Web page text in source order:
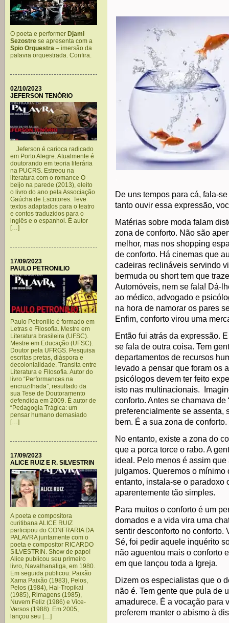
O poeta e performer Djami
Sezostre se apresenta com a
Spio Orquestra – imersão da
palavra orquestrada. Confira.
02/10/2023
JEFERSON TENÓRIO
Jeferson é carioca radicado
em Porto Alegre. Atualmente é
doutorando em teoria literária
na PUCRS. Estreou na
literatura com o romance O
beijo na parede (2013), eleito
o livro do ano pela Associação
Gaúcha de Escritores. Teve
textos adaptados para o teatro
e contos traduzidos para o
inglês e o espanhol. É autor
[…]
17/09/2023
PAULO PETRONILIO
Paulo Petronilio é formado em
Letras e Filosofia. Mestre em
Literatura brasileira (UFSC).
Mestre em Educação (UFSC).
Doutor pela UFRGS. Pesquisa
escritas pretas, diáspora e
decolonialidade. Transita entre
Literatura e Filosofia. Autor do
livro “Performances na
encruzilhada”, resultado da
sua Tese de Doutoramento
defendida em 2009. É autor de
“Pedagogia Trágica: um
pensar humano demasiado
[…]
17/09/2023
ALICE RUIZ E R. SILVESTRIN
A poeta e compositora
curitibana ALICE RUIZ
participou do CONFRARIA DA
PALAVRA juntamente com o
poeta e compositor RICARDO
SILVESTRIN. Show de papo!
Alice publicou seu primeiro
livro, Navalhanaliga, em 1980.
Em seguida publicou: Paixão
Xama Paixão (1983), Pelos,
Pelos (1984), Hai-Tropikai
(1985), Rimagens (1985),
Nuvem Feliz (1986) e Vice-
Versos (1988). Em 2005,
lançou seu […]
De uns tempos para cá, fala-
tanto ouvir essa expressão,
Matérias sobre moda falam
zona de conforto. Não são
melhor, mas nos shopping
de conforto. Há cinemas que
cadeiras reclináveis servindo
bermuda ou short tem que
Automóveis, nem se fala! Dá-
ao médico, advogado e
na hora de namorar os pares
Enfim, conforto virou uma
Então fui atrás da expressão.
se fala de outra coisa. Tem
departamentos de recursos
levado a pensar que foram os
psicólogos devem ter feito
isto nas multinacionais.
conforto. Antes se chamava
preferencialmente se assenta,
bem. É a sua zona de conforto.
No entanto, existe a zona do
que a porca torce o rabo. A
ideal. Pelo menos é assim
julgamos. Queremos o
entanto, instala-se o paradoxo
aparentemente tão simples.
Para muitos o conforto é um
domados e a vida vira uma
sentir desconforto no conforto.
Sé, foi pedir aquele inquérito
não aguentou mais o conforto
em que lançou toda a Igreja.
Dizem os especialistas que o
não é. Tem gente que pula de
amadurece. É a vocação para
preferem manter o abismo à